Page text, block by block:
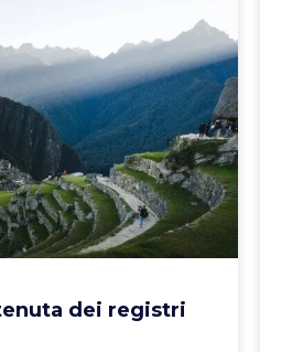
dei registri